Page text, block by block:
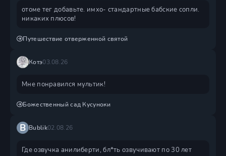
отоме тег добавьте. имхо- стандартные бабские сопли.
никаких плюсов!
Путешествие отверженной святой
Котэ03.08.26
Мне понравился мультик!
Божественный сад Кусуноки
B Bublik02.08.26
Где озвучка анилиберти, бл*ть озвучивают по 30 лет